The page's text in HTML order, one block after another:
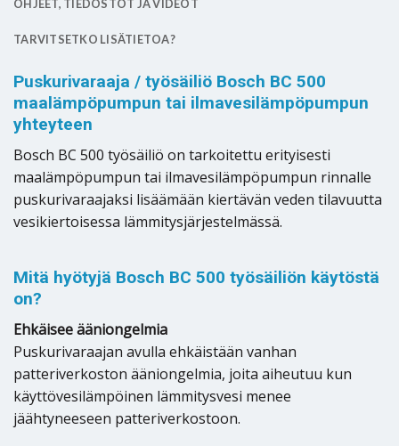
OHJEET, TIEDOSTOT JA VIDEOT
TARVITSETKO LISÄTIETOA?
Puskurivaraaja / työsäiliö Bosch BC 500
maalämpöpumpun tai ilmavesilämpöpumpun
yhteyteen
Bosch BC 500 työsäiliö on tarkoitettu erityisesti
maalämpöpumpun tai ilmavesilämpöpumpun rinnalle
puskurivaraajaksi lisäämään kiertävän veden tilavuutta
vesikiertoisessa lämmitysjärjestelmässä.
Mitä hyötyjä Bosch BC 500 työsäiliön käytöstä
on?
Ehkäisee ääniongelmia
Puskurivaraajan avulla ehkäistään vanhan
patteriverkoston ääniongelmia, joita aiheutuu kun
käyttövesilämpöinen lämmitysvesi menee
jäähtyneeseen patteriverkostoon.